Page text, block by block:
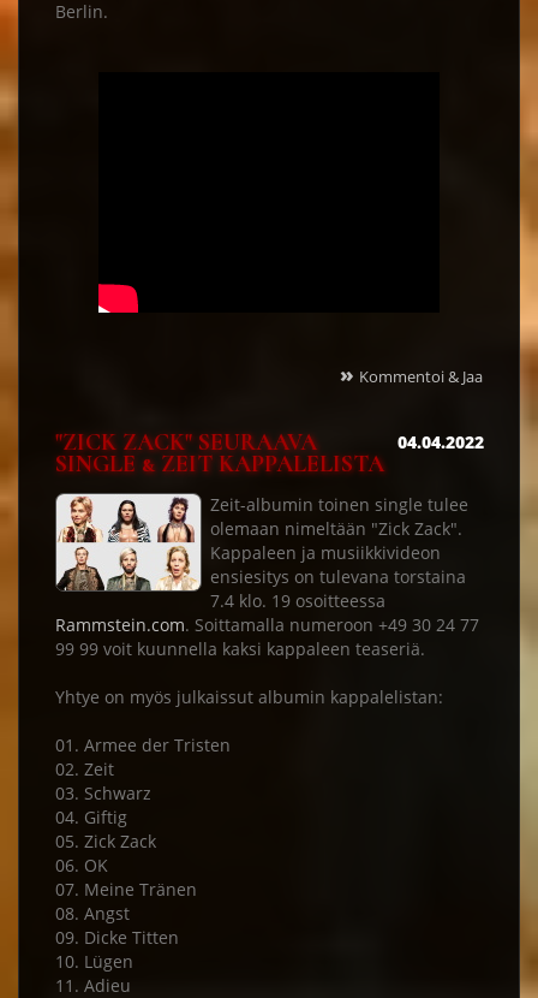
Berlin.
» Kommentoi & Jaa
"ZICK ZACK" SEURAAVA
SINGLE & ZEIT KAPPALELISTA
04.04.2022
Zeit-albumin toinen single tulee
olemaan nimeltään "Zick Zack".
Kappaleen ja musiikkivideon
ensiesitys on tulevana torstaina
7.4 klo. 19 osoitteessa
Rammstein.com. Soittamalla numeroon +49 30 24 77
99 99 voit kuunnella kaksi kappaleen teaseriä.
Yhtye on myös julkaissut albumin kappalelistan:
01. Armee der Tristen
02. Zeit
03. Schwarz
04. Giftig
05. Zick Zack
06. OK
07. Meine Tränen
08. Angst
09. Dicke Titten
10. Lügen
11. Adieu